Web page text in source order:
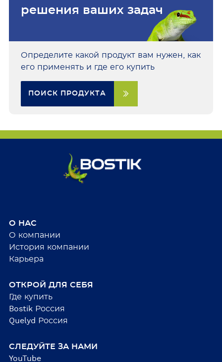
решения ваших задач
Определите какой продукт вам нужен, как
его применять и где его купить
ПОИСК ПРОДУКТА
О НАС
О компании
История компании
Карьера
ОТКРОЙ ДЛЯ СЕБЯ
Где купить
Bostik Россия
Quelyd Россия
СЛЕДУЙТЕ ЗА НАМИ
YouTube